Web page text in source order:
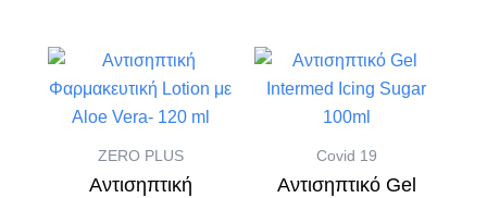
ZERO PLUS
Αντισηπτική
Covid 19
Αντισηπτικό Gel